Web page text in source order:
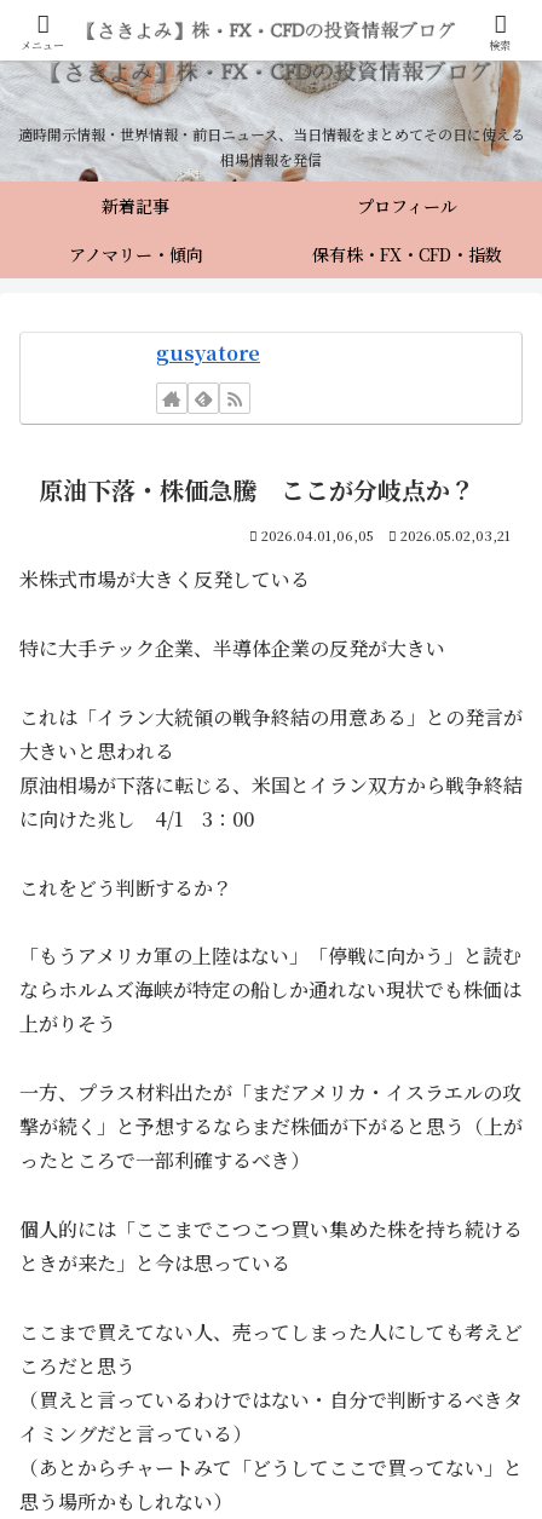
適時開示情報・世界情報・前日ニュース、当日情報をまとめてその日に使える
相場情報を発信
新着記事
プロフィール
アノマリー・傾向
保有株・FX・CFD・指数
gusyatore
原油下落・株価急騰 ここが分岐点か？
2026.04.01,06,05 2026.05.02,03,21
米株式市場が大きく反発している
特に大手テック企業、半導体企業の反発が大きい
これは「イラン大統領の戦争終結の用意ある」との発言が
大きいと思われる
原油相場が下落に転じる、米国とイラン双方から戦争終結
に向けた兆し 4/1 3：00
これをどう判断するか？
「もうアメリカ軍の上陸はない」「停戦に向かう」と読む
ならホルムズ海峡が特定の船しか通れない現状でも株価は
上がりそう
一方、プラス材料出たが「まだアメリカ・イスラエルの攻
撃が続く」と予想するならまだ株価が下がると思う（上が
ったところで一部利確するべき）
個人的には「ここまでこつこつ買い集めた株を持ち続ける
ときが来た」と今は思っている
ここまで買えてない人、売ってしまった人にしても考えど
ころだと思う
（買えと言っているわけではない・自分で判断するべきタ
イミングだと言っている）
（あとからチャートみて「どうしてここで買ってない」と
思う場所かもしれない）
メニュー 検索